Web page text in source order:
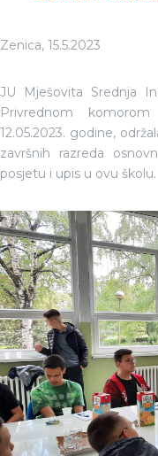
Zenica, 15.5.2023
JU Mješovita Srednja
Privrednom
12.05.2023. godine,
završnih razreda
posjetu i upis u ovu školu.